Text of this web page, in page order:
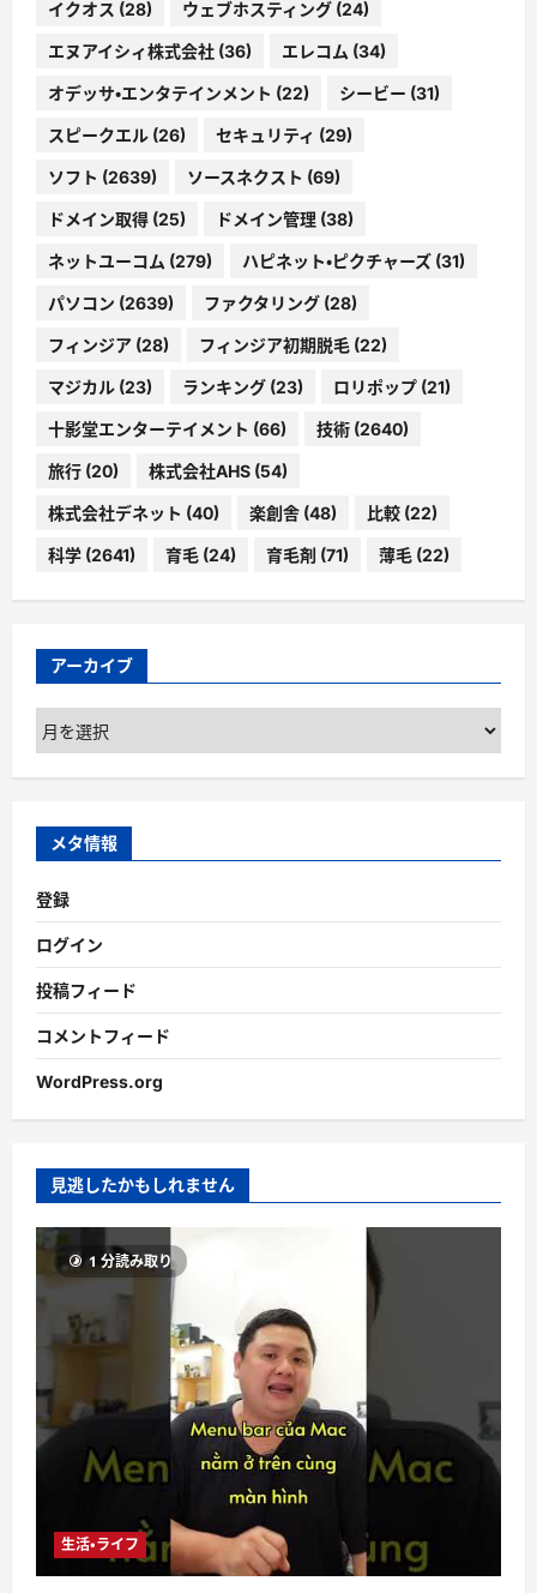
イクオス (28) ウェブホスティング (24)
エヌアイシィ株式会社 (36) エレコム (34)
オデッサ・エンタテインメント (22) シービー (31)
スピークエル (26) セキュリティ (29)
ソフト (2639) ソースネクスト (69)
ドメイン取得 (25) ドメイン管理 (38)
ネットユーコム (279) ハピネット・ピクチャーズ (31)
パソコン (2639) ファクタリング (28)
フィンジア (28) フィンジア初期脱毛 (22)
マジカル (23) ランキング (23) ロリポップ (21)
十影堂エンターテイメント (66) 技術 (2640)
旅行 (20) 株式会社AHS (54)
株式会社デネット (40) 楽創舎 (48) 比較 (22)
科学 (2641) 育毛 (24) 育毛剤 (71) 薄毛 (22)
アーカイブ
ア
ー
カ
ブ
メタ情報
登録
ログイン
投稿フィード
コメントフィード
WordPress.org
見逃したかもしれません
1 分読み取り
生活・ライフ